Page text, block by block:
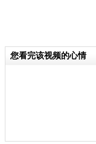
您看完该视频的心情